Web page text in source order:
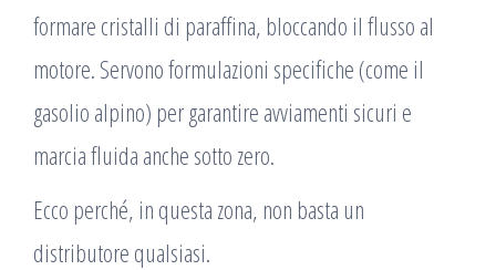
formare cristalli di paraffina, bloccando il flusso al
motore. Servono formulazioni specifiche (come il
gasolio alpino) per garantire avviamenti sicuri e
marcia fluida anche sotto zero.
Ecco perché, in questa zona, non basta un
distributore qualsiasi.